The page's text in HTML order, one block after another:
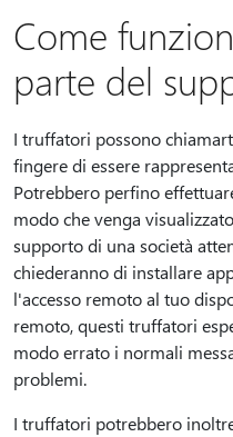
Come
parte del
I truffatori possono
fingere di essere
Potrebbero perfino
modo che venga
supporto di una società
chiederanno di installare
l'accesso remoto al tuo
remoto, questi truffatori
modo errato i normali
problemi.
I truffatori potrebbero